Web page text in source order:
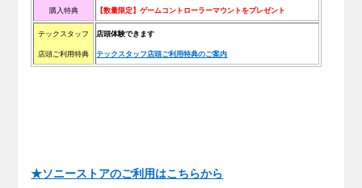
購入特典 【数量限定】ゲームコントローラーマウントをプレゼント
テックスタッフ
店頭ご利用特典
店頭体験できます
テックスタッフ店頭ご利用特典のご案内
★ソニーストアのご利用はこちらから